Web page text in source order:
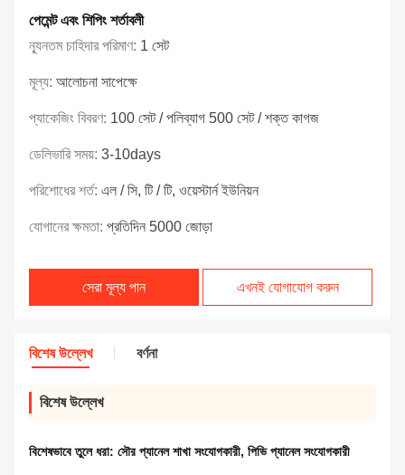
পেমেন্ট এবং শিপিং শর্তাবলী
ন্যূনতম চাহিদার পরিমাণ: 1 সেট
মূল্য: আলোচনা সাপেক্ষে
প্যাকেজিং বিবরণ: 100 সেট / পলিব্যাগ 500 সেট / শক্ত কাগজ
ডেলিভারি সময়: 3-10days
পরিশোধের শর্ত: এল / সি, টি / টি, ওয়েস্টার্ন ইউনিয়ন
যোগানের ক্ষমতা: প্রতিদিন 5000 জোড়া
সেরা মূল্য পান এখনই যোগাযোগ করুন
বিশেষ উল্লেখ বর্ণনা
বিশেষ উল্লেখ
বিশেষভাবে তুলে ধরা: সৌর প্যানেল শাখা সংযোগকারী, পিভি প্যানেল সংযোগকারী